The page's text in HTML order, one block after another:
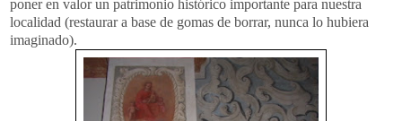
poner en valor un patrimonio histórico importante para nuestra
localidad (restaurar a base de gomas de borrar, nunca lo hubiera
imaginado).